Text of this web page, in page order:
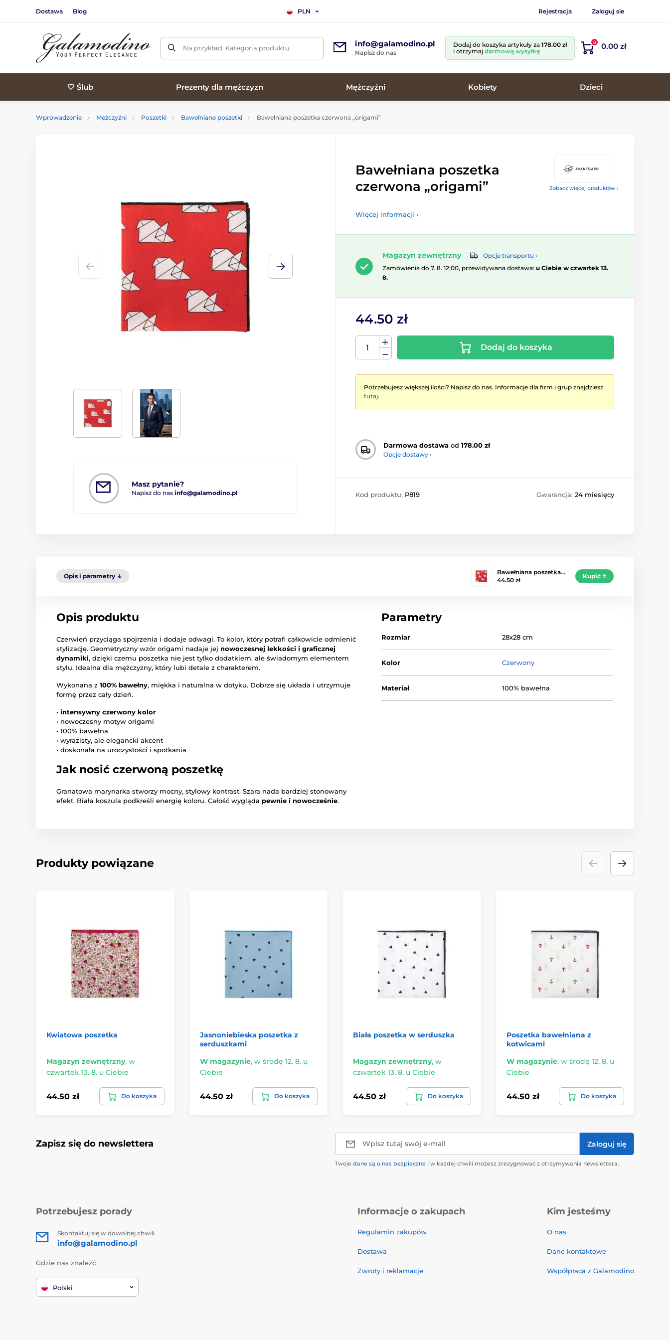
Dostawa Blog PLN Rejestracja Zaloguj sie
Na przykład. Kategoria produktu info@galamodino.pl
Napisz do nas
Dodaj do koszyka artykuły za 178.00 zł
i otrzymaj darmową wysyłkę
0 0.00 zł
🤍 Ślub Prezenty dla mężczyzn Mężczyźni Kobiety Dzieci
Wprowadzenie Mężczyźni Poszetki Bawełniane poszetki Bawełniana poszetka czerwona „origami”
Zobacz więcej produktów ›
Masz pytanie?
Napisz do nas info@galamodino.pl
Bawełniana poszetka
czerwona „origami”
Więcej informacji ›
Magazyn zewnętrzny
Opcje transportu ›
Zamówienia do 7. 8. 12:00, przewidywana dostawa: u Ciebie w czwartek 13.
8.
44.50 zł
Dodaj do koszyka
Potrzebujesz większej ilości? Napisz do nas. Informacje dla firm i grup znajdziesz
tutaj.
Darmowa dostawa od 178.00 zł
Opcje dostawy ›
Kod produktu: P819 Gwarancja: 24 miesięcy
Opis i parametry
Bawełniana poszetka…
44.50 zł
Kupić
Opis produktu
Czerwień przyciąga spojrzenia i dodaje odwagi. To kolor, który potrafi całkowicie odmienić
stylizację. Geometryczny wzór origami nadaje jej nowoczesnej lekkości i graficznej
dynamiki, dzięki czemu poszetka nie jest tylko dodatkiem, ale świadomym elementem
stylu. Idealna dla mężczyzny, który lubi detale z charakterem.
Wykonana z 100% bawełny, miękka i naturalna w dotyku. Dobrze się układa i utrzymuje
formę przez cały dzień.
• intensywny czerwony kolor
• nowoczesny motyw origami
• 100% bawełna
• wyrazisty, ale elegancki akcent
• doskonała na uroczystości i spotkania
Jak nosić czerwoną poszetkę
Granatowa marynarka stworzy mocny, stylowy kontrast. Szara nada bardziej stonowany
efekt. Biała koszula podkreśli energię koloru. Całość wygląda pewnie i nowocześnie.
Parametry
Rozmiar 28x28 cm
Kolor Czerwony
Materiał 100% bawełna
Produkty powiązane
Kwiatowa poszetka
Magazyn zewnętrzny, w
czwartek 13. 8. u Ciebie
44.50 zł Do koszyka
Jasnoniebieska poszetka z
serduszkami
W magazynie, w środę 12. 8. u
Ciebie
44.50 zł Do koszyka
Biała poszetka w serduszka
Magazyn zewnętrzny, w
czwartek 13. 8. u Ciebie
44.50 zł Do koszyka
Poszetka bawełniana z
kotwicami
W magazynie, w środę 12. 8. u
Ciebie
44.50 zł Do koszyka
Zapisz się do newslettera Wpisz tutaj swój e-mail Zaloguj się
Twoje dane są u nas bezpieczne i w każdej chwili możesz zrezygnować z otrzymywania newslettera.
Potrzebujesz porady
Skontaktuj się w dowolnej chwili
info@galamodino.pl
Gdzie nas znaleźć
Polski
Informacje o zakupach
Regulamin zakupów
Dostawa
Zwroty i reklamacje
Kim jesteśmy
O nas
Dane kontaktowe
Współpraca z Galamodino